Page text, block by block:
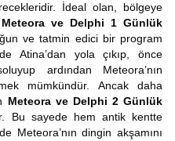
İdeal olan, bölgeye
Meteora ve Delphi 1 Günlük
ve tatmin edici bir program
Atina’dan yola çıkıp, önce
ardından Meteora’nın
mümkündür. Ancak daha
Meteora ve Delphi 2 Günlük
Bu sayede hem antik kentte
Meteora’nın dingin akşamını